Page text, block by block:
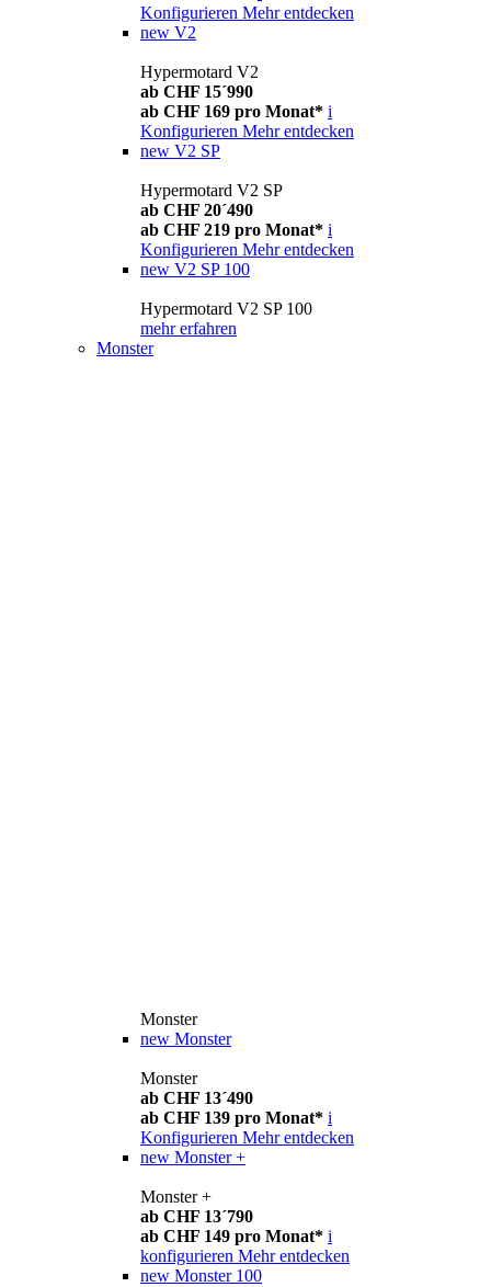
Konfigurieren Mehr entdecken
new V2
Hypermotard V2
ab CHF 15´990
ab CHF 169 pro Monat* i
Konfigurieren Mehr entdecken
new V2 SP
Hypermotard V2 SP
ab CHF 20´490
ab CHF 219 pro Monat* i
Konfigurieren Mehr entdecken
new V2 SP 100
Hypermotard V2 SP 100
mehr erfahren
Monster
Monster
new Monster
Monster
ab CHF 13´490
ab CHF 139 pro Monat* i
Konfigurieren Mehr entdecken
new Monster +
Monster +
ab CHF 13´790
ab CHF 149 pro Monat* i
konfigurieren Mehr entdecken
new Monster 100